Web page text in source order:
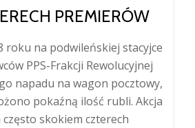
PREMIERÓW
roku na podwileńskiej stacyjce
PPS-Frakcji Rewolucyjnej
napadu na wagon pocztowy,
pokaźną ilość rubli. Akcja
skokiem czterech